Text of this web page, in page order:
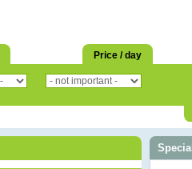
Price / day